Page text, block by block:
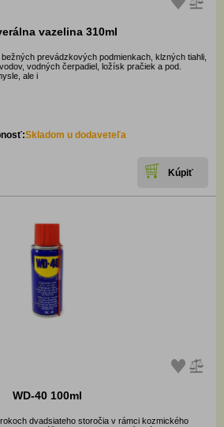
vazelina 310ml
prevádzkových podmienkach, klzných tiahli,
vodných čerpadiel, ložísk pračiek a pod.
ale i
Skladom u dodaveteľa
WD-40 100ml
dvadsiateho storočia v rámci kozmického